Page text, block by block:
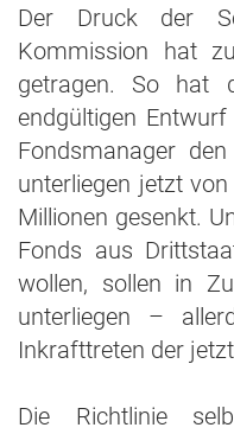
Der Druck der
Kommission hat
getragen. So hat
endgültigen
Fondsmanager
unterliegen jetzt
Millionen gesenkt.
Fonds aus
wollen, sollen in
unterliegen –
Inkrafttreten der
Die Richtlinie